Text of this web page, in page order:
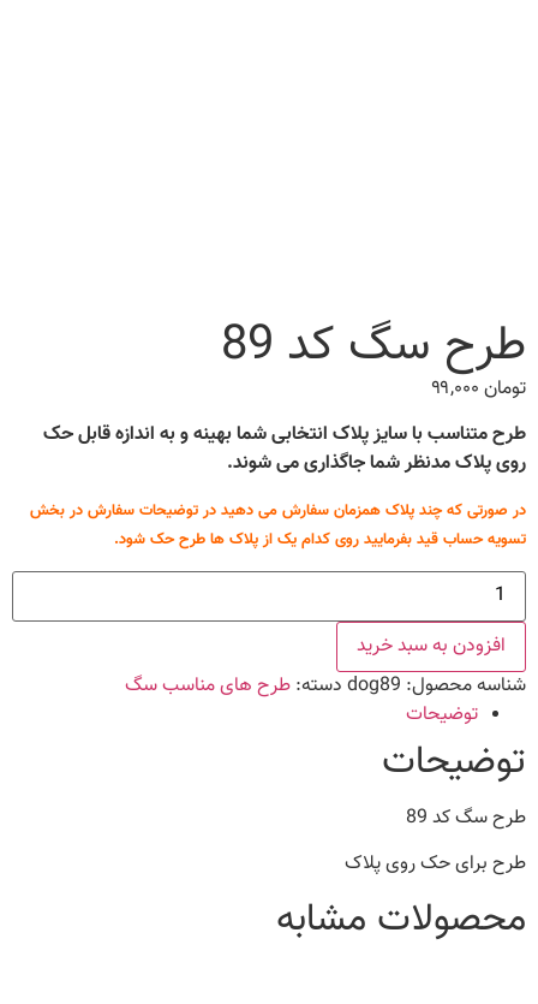
طرح سگ کد 89
تومان
طرح متناسب با سایز پلاک انتخابی شما بهینه و به اندازه قابل حک
روی پلاک مدنظر شما جاگذاری می شوند.
در صورتی که چند پلاک همزمان سفارش می دهید در توضیحات سفارش در بخش
تسویه حساب قید بفرمایید روی کدام یک از پلاک ها طرح حک شود.
طرح
سگ
کد
عددافزودن به سبد خرید
شناسه محصول: dog89 دسته: طرح های مناسب سگ
توضیحات
توضیحات
طرح سگ کد 89
طرح برای حک روی پلاک
محصولات مشابه